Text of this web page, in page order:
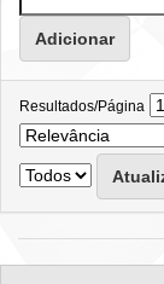
Resultados/Página